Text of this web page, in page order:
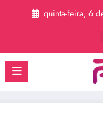
quinta-feira, 6